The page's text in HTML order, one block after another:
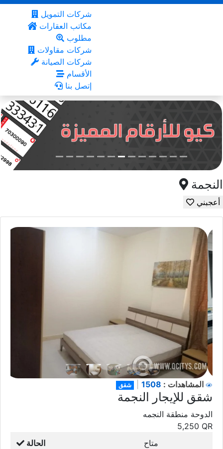
شركات التمويل
مكاتب العقارات
مطلوب
شركات مقاولات
شركات الصيانة
الأقسام
إتصل بنا